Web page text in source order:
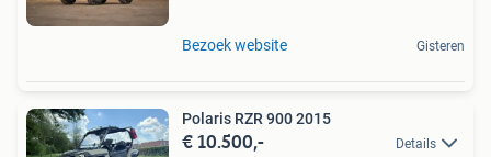
Bezoek website Gisteren
Polaris RZR 900 2015
€ 10.500,- Details